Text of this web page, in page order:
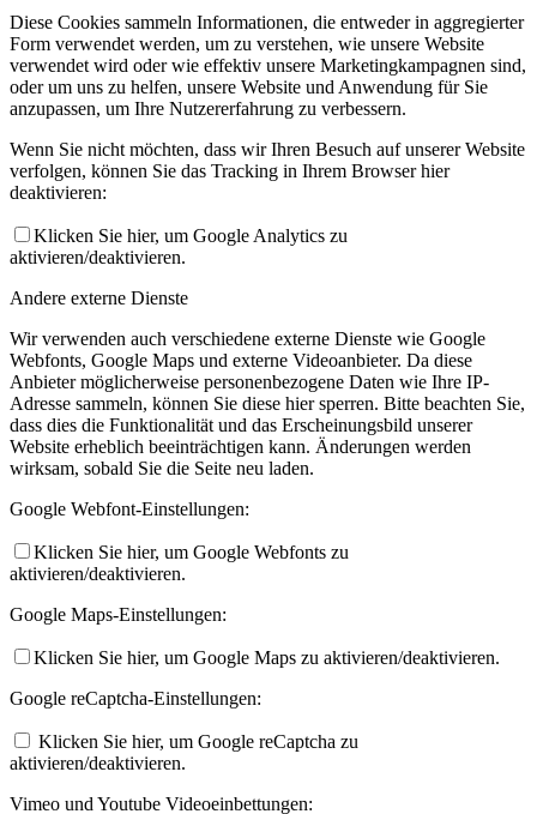
Diese Cookies sammeln Informationen, die entweder in aggregierter
Form verwendet werden, um zu verstehen, wie unsere Website
verwendet wird oder wie effektiv unsere Marketingkampagnen sind,
oder um uns zu helfen, unsere Website und Anwendung für Sie
anzupassen, um Ihre Nutzererfahrung zu verbessern.
Wenn Sie nicht möchten, dass wir Ihren Besuch auf unserer Website
verfolgen, können Sie das Tracking in Ihrem Browser hier
deaktivieren:
Klicken Sie hier, um Google Analytics zu
aktivieren/deaktivieren.
Andere externe Dienste
Wir verwenden auch verschiedene externe Dienste wie Google
Webfonts, Google Maps und externe Videoanbieter. Da diese
Anbieter möglicherweise personenbezogene Daten wie Ihre IP-
Adresse sammeln, können Sie diese hier sperren. Bitte beachten Sie,
dass dies die Funktionalität und das Erscheinungsbild unserer
Website erheblich beeinträchtigen kann. Änderungen werden
wirksam, sobald Sie die Seite neu laden.
Google Webfont-Einstellungen:
Klicken Sie hier, um Google Webfonts zu
aktivieren/deaktivieren.
Google Maps-Einstellungen:
Klicken Sie hier, um Google Maps zu aktivieren/deaktivieren.
Google reCaptcha-Einstellungen:
Klicken Sie hier, um Google reCaptcha zu
aktivieren/deaktivieren.
Vimeo und Youtube Videoeinbettungen: